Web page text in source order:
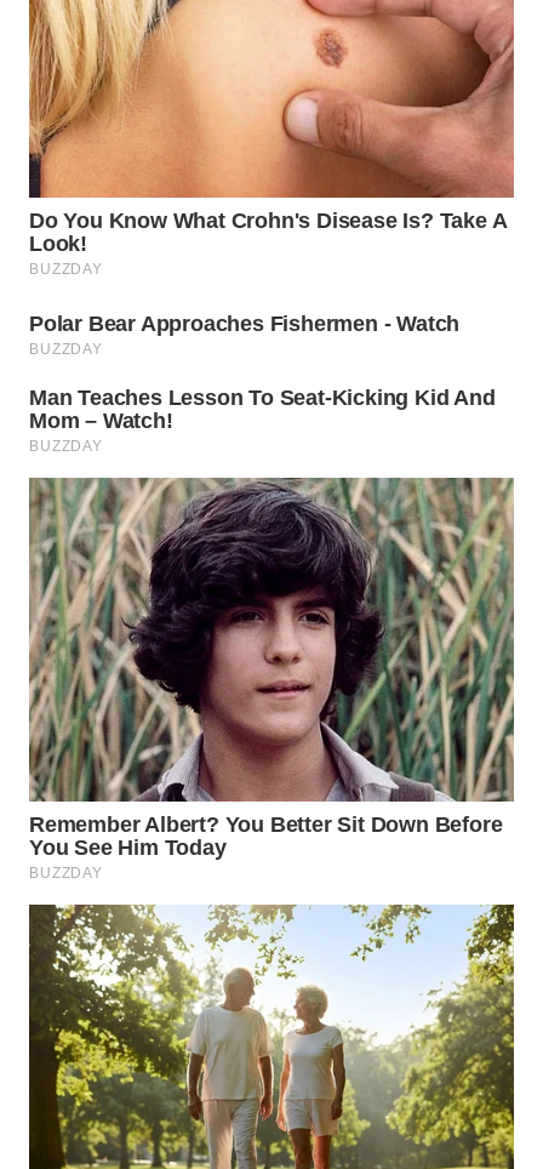
WN
BINJAI
WN
CIREBON
INDRAMAYU
WN
MAJALENGKA
WN
SUBANG
WN
SUKABUMI
WN
PURWAKARTA
WN
PRIANGAN
TIMUR
WN
SEMARANG
WN
SOLO
WN
BOROBUDUR
WN
MADURA